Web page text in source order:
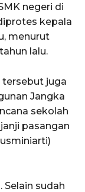
negeri di
kepala
menurut
lalu.
tersebut juga
Jangka
sekolah
pasangan
Selain sudah